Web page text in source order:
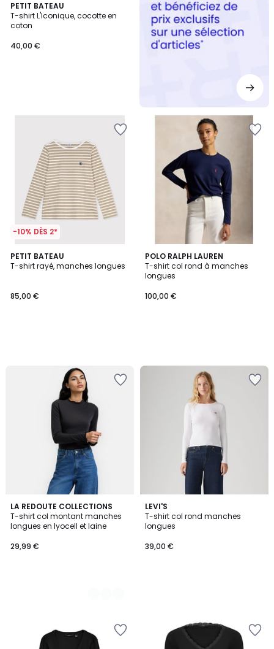
PETIT BATEAU
T-shirt L'Iconique, cocotte en
coton
40,00 €
-10% DÈS 2*
PETIT BATEAU
T-shirt rayé, manches longues
85,00 €
POLO RALPH LAUREN
T-shirt col rond à manches
longues
100,00 €
LA REDOUTE COLLECTIONS
T-shirt col montant manches
longues en lyocell et laine
29,99 €
5
Couleurs
LEVI'S
T-shirt col rond manches
longues
39,00 €